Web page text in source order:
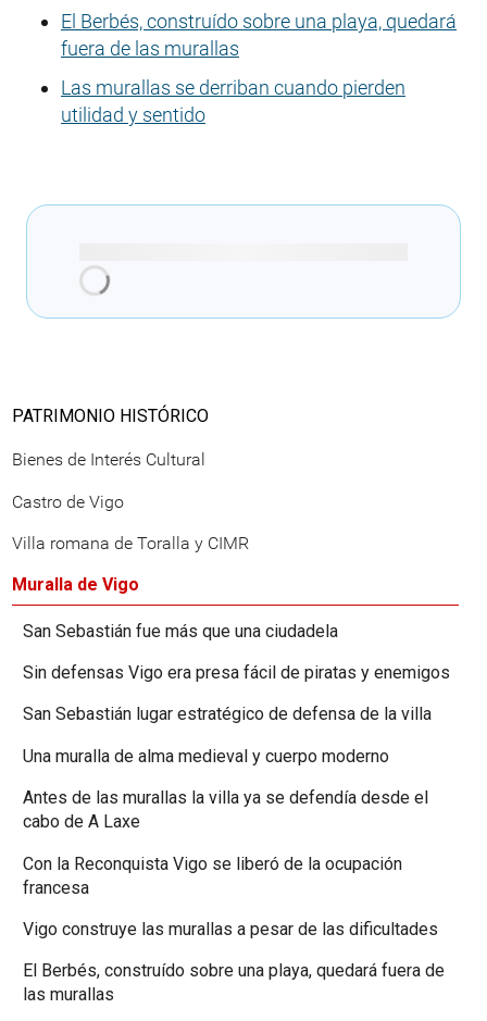
El Berbés, construído sobre una playa, quedará
fuera de las murallas
Las murallas se derriban cuando pierden
utilidad y sentido
También te podría
interesar
forma automática con Inteligencia
Web Municipal:
Patrimonio Histórico > Castro de
Patrimonio e historia > Historia de
Vigo
alma medieval y cuerpo moderno
Arqueología e historia > Muralla de
Vigo
Arquitectura > Vigo Antiguo
Documentos:
Normas Urbanísticas de Vigo
Últimas noticias:
Vigo inviste 1 millón de euros na